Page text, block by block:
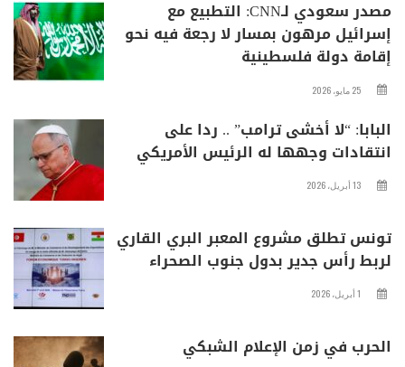
مصدر سعودي لـCNN: التطبيع مع
إسرائيل مرهون بمسار لا رجعة فيه نحو
إقامة دولة فلسطينية
25 مايو، 2026
البابا: “لا أخشى ترامب” .. ردا على
انتقادات وجهها له الرئيس الأمريكي
13 أبريل، 2026
تونس تطلق مشروع المعبر البري القاري
لربط رأس جدير بدول جنوب الصحراء
1 أبريل، 2026
الحرب في زمن الإعلام الشبكي